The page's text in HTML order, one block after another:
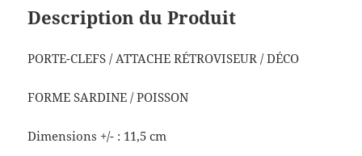
Description du Produit
PORTE-CLEFS / ATTACHE RÉTROVISEUR / DÉCO
FORME SARDINE / POISSON
Dimensions +/- : 11,5 cm